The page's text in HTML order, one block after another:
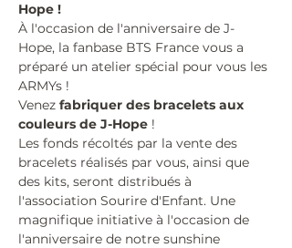
Hope !
À l'occasion de l'anniversaire de J-
Hope, la fanbase BTS France vous a
préparé un atelier spécial pour vous les
ARMYs !
Venez fabriquer des bracelets aux
couleurs de J-Hope !
Les fonds récoltés par la vente des
bracelets réalisés par vous, ainsi que
des kits, seront distribués à
l'association Sourire d'Enfant. Une
magnifique initiative à l'occasion de
l'anniversaire de notre sunshine